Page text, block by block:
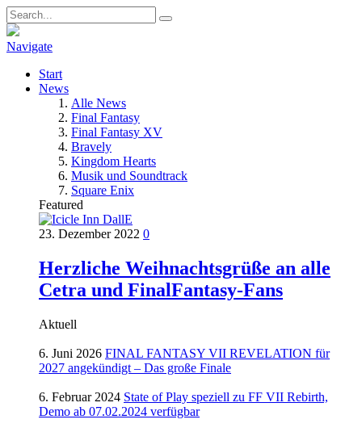
Navigate
Start
News
Alle News
Final Fantasy
Final Fantasy XV
Bravely
Kingdom Hearts
Musik und Soundtrack
Square Enix
Featured
23. Dezember 2022 0
Herzliche Weihnachtsgrüße an alle
Cetra und FinalFantasy-Fans
Aktuell
6. Juni 2026 FINAL FANTASY VII REVELATION für
2027 angekündigt – Das große Finale
6. Februar 2024 State of Play speziell zu FF VII Rebirth,
Demo ab 07.02.2024 verfügbar